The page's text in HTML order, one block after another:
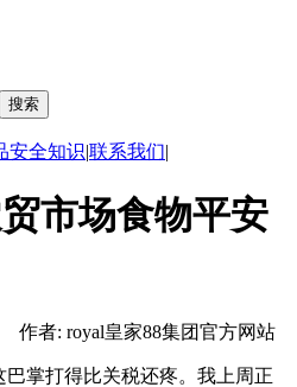
安全知识|联系我们|
市场食物平安
作者: royal皇家88集团官方网站
掌打得比关税还疼。我上周正